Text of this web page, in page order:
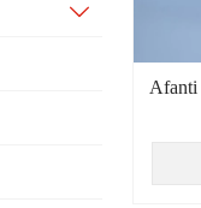

Afanti